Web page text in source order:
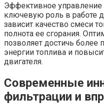
Эффективное управление
ключевую роль в работе
зависит качество смеси
полнота ее сгорания.
позволяет достичь более
энергии топлива и
двигателя.
Современные
фильтрации и